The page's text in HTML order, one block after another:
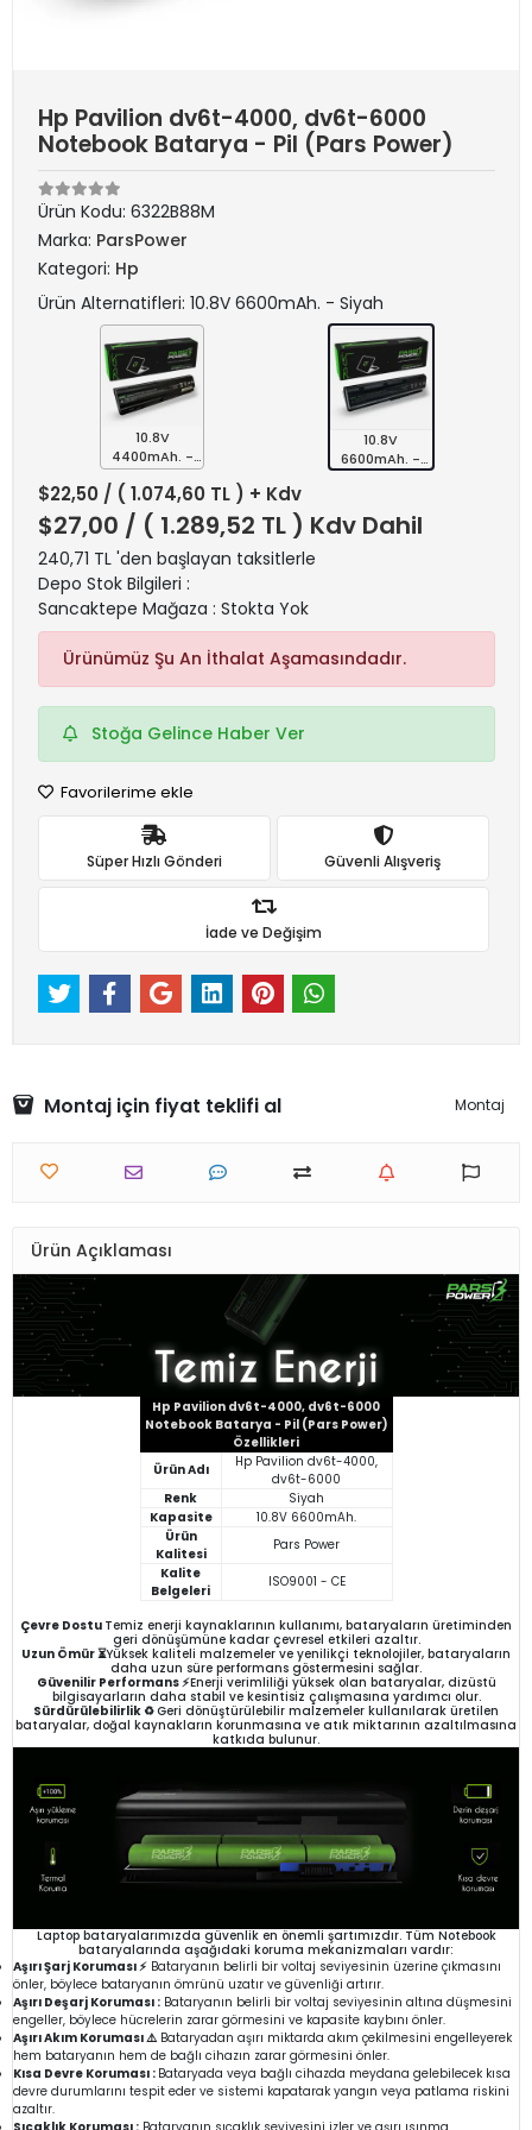
Hp Pavilion dv6t-4000, dv6t-6000
Notebook Batarya - Pil (Pars Power)
Ürün Kodu: 6322B88M
Marka: ParsPower
Kategori: Hp
Ürün Alternatifleri: 10.8V 6600mAh. - Siyah
10.8V
4400mAh. -
Siyah
10.8V
6600mAh. -
$22,50 / ( 1.074,60 TL ) + Kdv
$27,00 / ( 1.289,52 TL ) Kdv Dahil
240,71 TL 'den başlayan taksitlerle
Depo Stok Bilgileri :
Sancaktepe Mağaza : Stokta Yok
Ürünümüz Şu An İthalat Aşamasındadır.
Stoğa Gelince Haber Ver
Favorilerime ekle
Süper Hızlı Gönderi Güvenli Alışveriş
İade ve Değişim
Montaj için fiyat teklifi al Montaj
Ürün Açıklaması
Hp Pavilion dv6t-4000, dv6t-6000
Notebook Batarya - Pil (Pars Power)
Özellikleri
Ürün Adı
Hp Pavilion dv6t-4000,
dv6t-6000
Renk
Siyah
Kapasite
10.8V 6600mAh.
Ürün
Kalitesi
Pars Power
Kalite
Belgeleri
ISO9001 - CE
Çevre Dostu Temiz enerji kaynaklarının kullanımı, bataryaların üretiminden
geri dönüşümüne kadar çevresel etkileri azaltır.
Uzun Ömür ⏳Yüksek kaliteli malzemeler ve yenilikçi teknolojiler, bataryaların
daha uzun süre performans göstermesini sağlar.
Güvenilir Performans ⚡Enerji verimliliği yüksek olan bataryalar, dizüstü
bilgisayarların daha stabil ve kesintisiz çalışmasına yardımcı olur.
Sürdürülebilirlik ♻️Geri dönüştürülebilir malzemeler kullanılarak üretilen
bataryalar, doğal kaynakların korunmasına ve atık miktarının azaltılmasına
katkıda bulunur.
Laptop bataryalarımızda güvenlik en önemli şartımızdır. Tüm Notebook
bataryalarında aşağıdaki koruma mekanizmaları vardır:
Aşırı Şarj Koruması ⚡ Bataryanın belirli bir voltaj seviyesinin üzerine çıkmasını
önler, böylece bataryanın ömrünü uzatır ve güvenliği artırır.
Aşırı Deşarj Koruması : Bataryanın belirli bir voltaj seviyesinin altına düşmesini
engeller, böylece hücrelerin zarar görmesini ve kapasite kaybını önler.
Aşırı Akım Koruması ⚠️Bataryadan aşırı miktarda akım çekilmesini engelleyerek
hem bataryanın hem de bağlı cihazın zarar görmesini önler.
Kısa Devre Koruması : Bataryada veya bağlı cihazda meydana gelebilecek kısa
devre durumlarını tespit eder ve sistemi kapatarak yangın veya patlama riskini
azaltır.